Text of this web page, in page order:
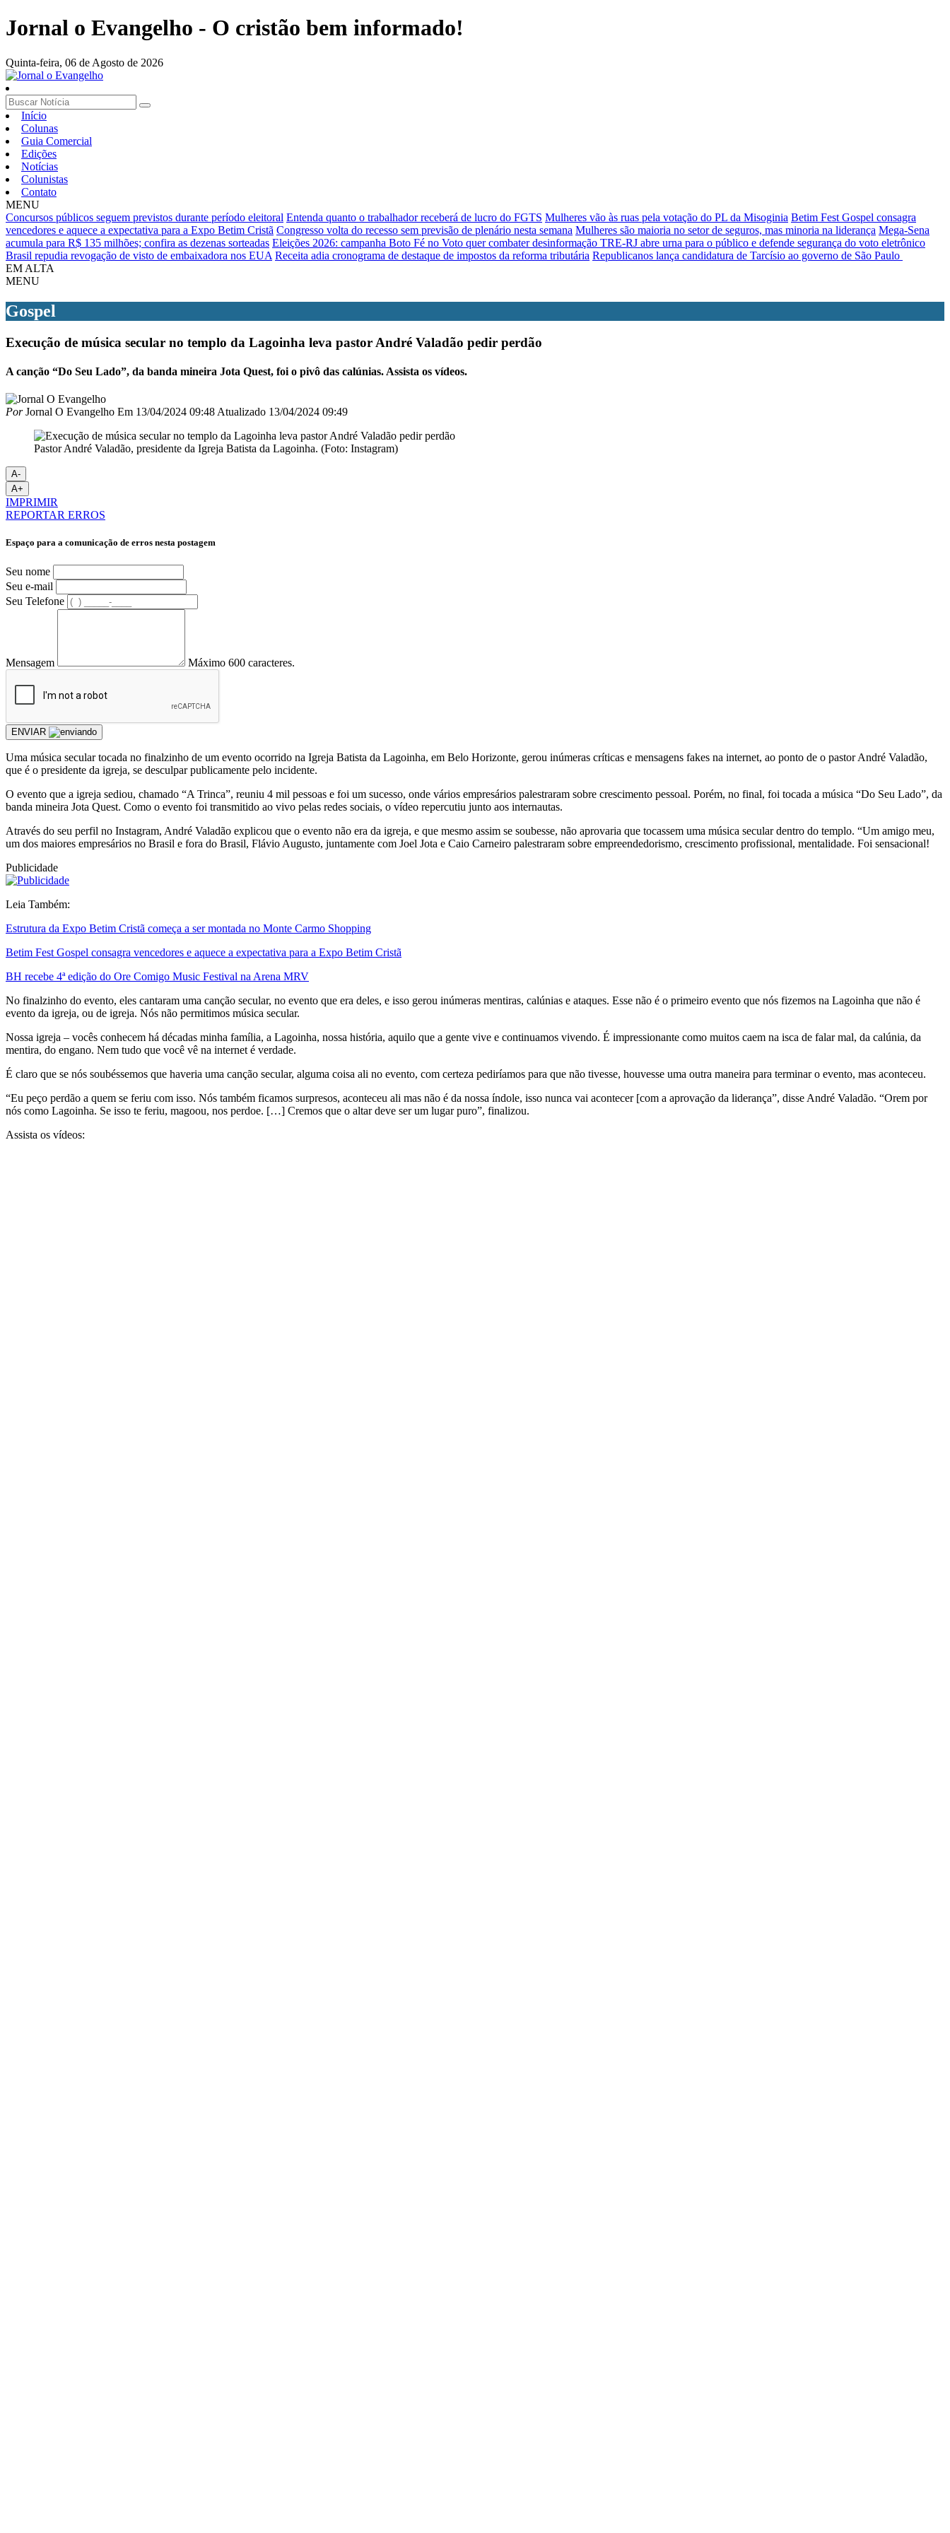
Jornal o Evangelho - O cristão bem informado!
Quinta-feira, 06 de Agosto de 2026
Início
Colunas
Guia Comercial
Edições
Notícias
Colunistas
Contato
MENU
Concursos públicos seguem previstos durante período eleitoral Entenda quanto o trabalhador receberá de lucro do FGTS Mulheres vão às ruas pela votação do PL da Misoginia Betim Fest Gospel consagra
vencedores e aquece a expectativa para a Expo Betim Cristã Congresso volta do recesso sem previsão de plenário nesta semana Mulheres são maioria no setor de seguros, mas minoria na liderança Mega-Sena
acumula para R$ 135 milhões; confira as dezenas sorteadas Eleições 2026: campanha Boto Fé no Voto quer combater desinformação TRE-RJ abre urna para o público e defende segurança do voto eletrônico
Brasil repudia revogação de visto de embaixadora nos EUA Receita adia cronograma de destaque de impostos da reforma tributária Republicanos lança candidatura de Tarcísio ao governo de São Paulo
EM ALTA
MENU
Gospel
Execução de música secular no templo da Lagoinha leva pastor André Valadão pedir perdão
A canção “Do Seu Lado”, da banda mineira Jota Quest, foi o pivô das calúnias. Assista os vídeos.
PorJornal O Evangelho Em 13/04/2024 09:48 Atualizado 13/04/2024 09:49
Pastor André Valadão, presidente da Igreja Batista da Lagoinha. (Foto: Instagram)
A-
A+
IMPRIMIR
REPORTAR ERROS
Espaço para a comunicação de erros nesta postagem
Seu nome
Seu e-mail
Seu Telefone
Mensagem Máximo 600 caracteres.
ENVIAR
Uma música secular tocada no finalzinho de um evento ocorrido na Igreja Batista da Lagoinha, em Belo Horizonte, gerou inúmeras críticas e mensagens fakes na internet, ao ponto de o pastor André Valadão,
que é o presidente da igreja, se desculpar publicamente pelo incidente.
O evento que a igreja sediou, chamado “A Trinca”, reuniu 4 mil pessoas e foi um sucesso, onde vários empresários palestraram sobre crescimento pessoal. Porém, no final, foi tocada a música “Do Seu Lado”, da
banda mineira Jota Quest. Como o evento foi transmitido ao vivo pelas redes sociais, o vídeo repercutiu junto aos internautas.
Através do seu perfil no Instagram, André Valadão explicou que o evento não era da igreja, e que mesmo assim se soubesse, não aprovaria que tocassem uma música secular dentro do templo. “Um amigo meu,
um dos maiores empresários no Brasil e fora do Brasil, Flávio Augusto, juntamente com Joel Jota e Caio Carneiro palestraram sobre empreendedorismo, crescimento profissional, mentalidade. Foi sensacional!
Publicidade
Leia Também:
Estrutura da Expo Betim Cristã começa a ser montada no Monte Carmo Shopping
Betim Fest Gospel consagra vencedores e aquece a expectativa para a Expo Betim Cristã
BH recebe 4ª edição do Ore Comigo Music Festival na Arena MRV
No finalzinho do evento, eles cantaram uma canção secular, no evento que era deles, e isso gerou inúmeras mentiras, calúnias e ataques. Esse não é o primeiro evento que nós fizemos na Lagoinha que não é
evento da igreja, ou de igreja. Nós não permitimos música secular.
Nossa igreja – vocês conhecem há décadas minha família, a Lagoinha, nossa história, aquilo que a gente vive e continuamos vivendo. É impressionante como muitos caem na isca de falar mal, da calúnia, da
mentira, do engano. Nem tudo que você vê na internet é verdade.
É claro que se nós soubéssemos que haveria uma canção secular, alguma coisa ali no evento, com certeza pediríamos para que não tivesse, houvesse uma outra maneira para terminar o evento, mas aconteceu.
“Eu peço perdão a quem se feriu com isso. Nós também ficamos surpresos, aconteceu ali mas não é da nossa índole, isso nunca vai acontecer [com a aprovação da liderança”, disse André Valadão. “Orem por
nós como Lagoinha. Se isso te feriu, magoou, nos perdoe. […] Cremos que o altar deve ser um lugar puro”, finalizou.
Assista os vídeos: